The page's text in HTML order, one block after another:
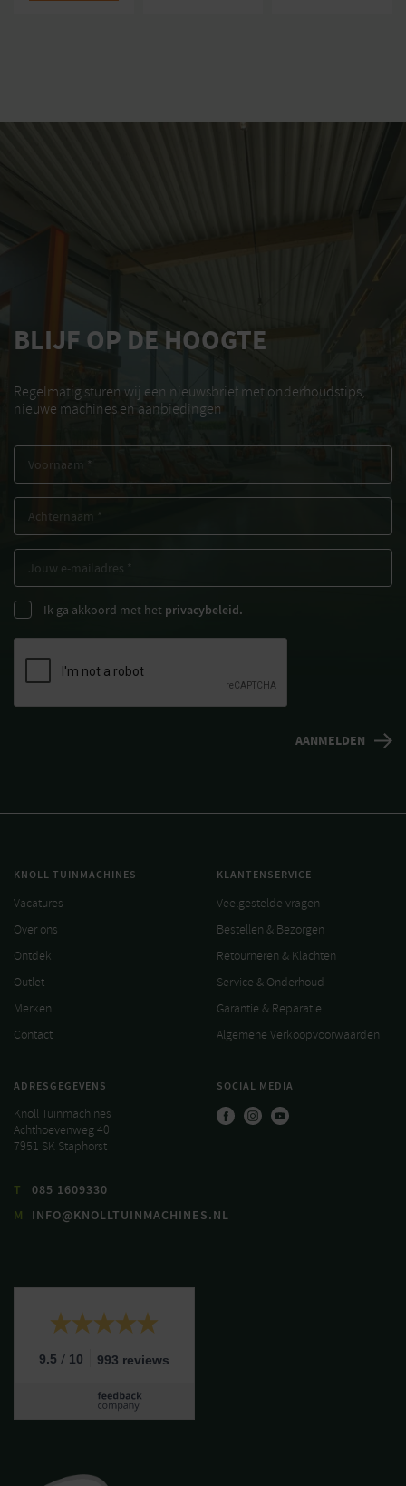
BLIJF OP DE HOOGTE
Regelmatig sturen wij een nieuwsbrief met onderhoudstips,
nieuwe machines en aanbiedingen
Ik ga akkoord met het privacybeleid.
KNOLL TUINMACHINES
Vacatures
Over ons
Ontdek
Outlet
Merken
Contact
KLANTENSERVICE
Veelgestelde vragen
Bestellen & Bezorgen
Retourneren & Klachten
Service & Onderhoud
Garantie & Reparatie
Algemene Verkoopvoorwaarden
ADRESGEGEVENS
Knoll Tuinmachines
Achthoevenweg 40
7951 SK Staphorst
T
085 1609330
M
INFO@KNOLLTUINMACHINES.NL
SOCIAL MEDIA
9.5 / 10 993 reviews